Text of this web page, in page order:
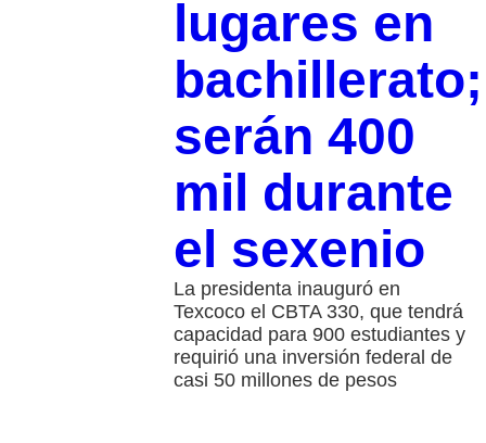
lugares en
bachillerato;
serán 400
mil durante
el sexenio
La presidenta inauguró en
Texcoco el CBTA 330, que tendrá
capacidad para 900 estudiantes y
requirió una inversión federal de
casi 50 millones de pesos